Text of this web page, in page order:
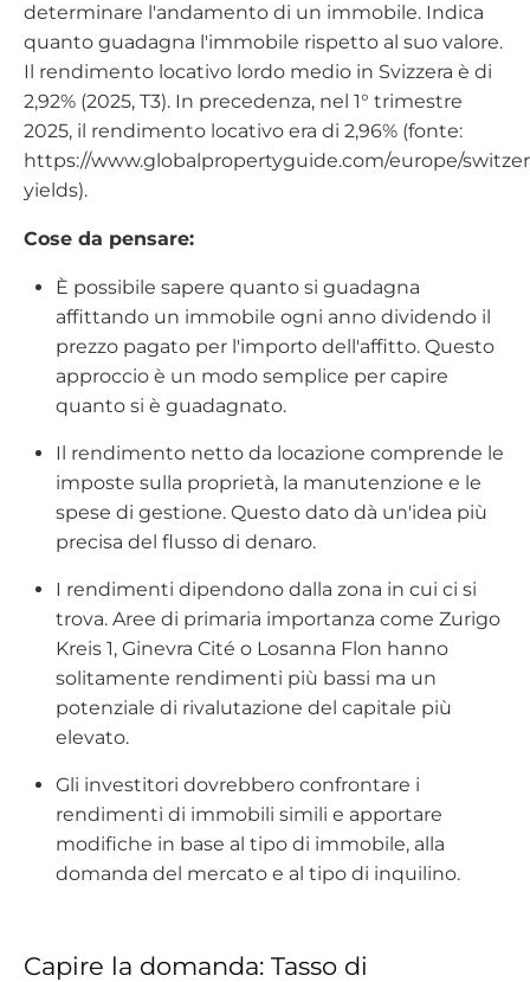
determinare l'andamento di un immobile. Indica
quanto guadagna l'immobile rispetto al suo valore.
Il rendimento locativo lordo medio in Svizzera è di
2,92% (2025, T3). In precedenza, nel 1° trimestre
2025, il rendimento locativo era di 2,96% (fonte:
https://www.globalpropertyguide.com/europe/
yields).
Cose da pensare:
È possibile sapere quanto si guadagna
affittando un immobile ogni anno dividendo il
prezzo pagato per l'importo dell'affitto. Questo
approccio è un modo semplice per capire
quanto si è guadagnato.
Il rendimento netto da locazione comprende le
imposte sulla proprietà, la manutenzione e le
spese di gestione. Questo dato dà un'idea più
precisa del flusso di denaro.
I rendimenti dipendono dalla zona in cui ci si
trova. Aree di primaria importanza come Zurigo
Kreis 1, Ginevra Cité o Losanna Flon hanno
solitamente rendimenti più bassi ma un
potenziale di rivalutazione del capitale più
elevato.
Gli investitori dovrebbero confrontare i
rendimenti di immobili simili e apportare
modifiche in base al tipo di immobile, alla
domanda del mercato e al tipo di inquilino.
Capire la domanda: Tasso di